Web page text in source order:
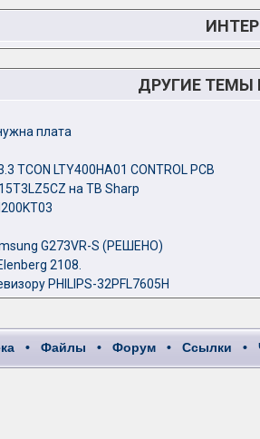
ДРУГИЕ ТЕМЫ
плата
TCON LTY400HA01 CONTROL PCB
на ТВ Sharp
G273VR-S (РЕШЕНО)
2108.
PHILIPS-32PFL7605H
• Файлы • Форум • Ссылки •